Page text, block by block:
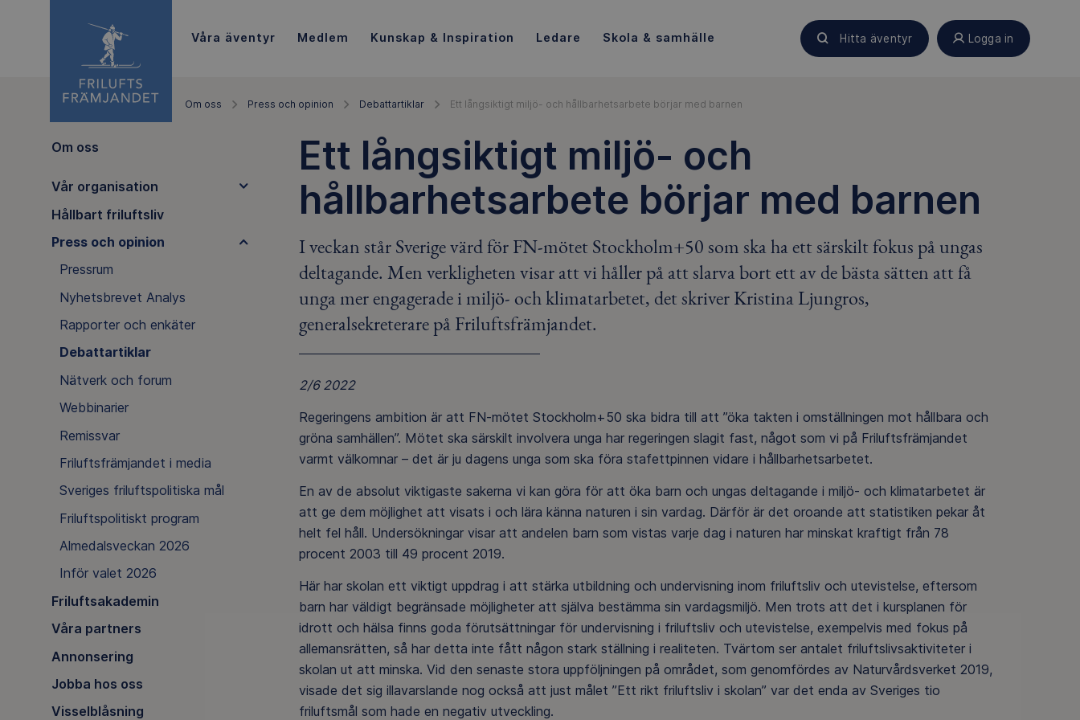
Våra äventyr Medlem Kunskap & Inspiration Ledare Skola & samhälle Hitta äventyr Logga in
Om oss Press och opinion Debattartiklar Ett långsiktigt miljö- och hållbarhetsarbete börjar med barnen
Om oss
Vår organisation
Hållbart friluftsliv
Press och opinion
Pressrum
Nyhetsbrevet Analys
Rapporter och enkäter
Debattartiklar
Nätverk och forum
Webbinarier
Remissvar
Friluftsfrämjandet i media
Sveriges friluftspolitiska mål
Friluftspolitiskt program
Almedalsveckan 2026
Inför valet 2026
Friluftsakademin
Våra partners
Annonsering
Jobba hos oss
Visselblåsning
Ett långsiktigt miljö- och
hållbarhetsarbete börjar med barnen
I veckan står Sverige värd för FN-mötet Stockholm+50 som ska ha ett särskilt fokus på ungas
deltagande. Men verkligheten visar att vi håller på att slarva bort ett av de bästa sätten att få
unga mer engagerade i miljö- och klimatarbetet, det skriver Kristina Ljungros,
generalsekreterare på Friluftsfrämjandet.
2/6 2022
Regeringens ambition är att FN-mötet Stockholm+50 ska bidra till att ”öka takten i omställningen mot hållbara och
gröna samhällen”. Mötet ska särskilt involvera unga har regeringen slagit fast, något som vi på Friluftsfrämjandet
varmt välkomnar – det är ju dagens unga som ska föra stafettpinnen vidare i hållbarhetsarbetet.
En av de absolut viktigaste sakerna vi kan göra för att öka barn och ungas deltagande i miljö- och klimatarbetet är
att ge dem möjlighet att visats i och lära känna naturen i sin vardag. Därför är det oroande att statistiken pekar åt
helt fel håll. Undersökningar visar att andelen barn som vistas varje dag i naturen har minskat kraftigt från 78
procent 2003 till 49 procent 2019.
Här har skolan ett viktigt uppdrag i att stärka utbildning och undervisning inom friluftsliv och utevistelse, eftersom
barn har väldigt begränsade möjligheter att själva bestämma sin vardagsmiljö. Men trots att det i kursplanen för
idrott och hälsa finns goda förutsättningar för undervisning i friluftsliv och utevistelse, exempelvis med fokus på
allemansrätten, så har detta inte fått någon stark ställning i realiteten. Tvärtom ser antalet friluftslivsaktiviteter i
skolan ut att minska. Vid den senaste stora uppföljningen på området, som genomfördes av Naturvårdsverket 2019,
visade det sig illavarslande nog också att just målet ”Ett rikt friluftsliv i skolan” var det enda av Sveriges tio
friluftsmål som hade en negativ utveckling.